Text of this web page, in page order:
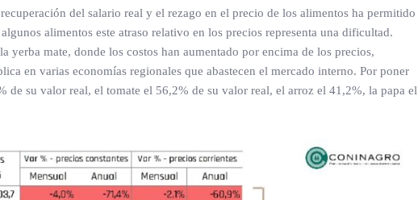
del salario real y el rezago en el precio de los alimentos ha permitido
alimentos este atraso relativo en los precios representa una dificultad.
mate, donde los costos han aumentado por encima de los precios,
en varias economías regionales que abastecen el mercado interno. Por poner
su valor real, el tomate el 56,2% de su valor real, el arroz el 41,2%, la papa el